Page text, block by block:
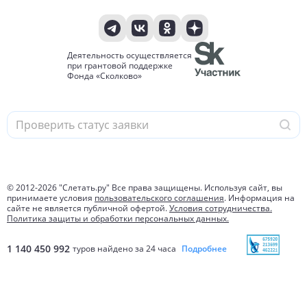
Деятельность осуществляется
при грантовой поддержке
Фонда «Сколково»
© 2012-2026"Слетать.ру" Все права защищены. Используя сайт, вы
принимаете условия пользовательского соглашения. Информация на
сайте не является публичной офертой.Условия сотрудничества.
Политика защиты и обработки персональных данных.
1 140 450 992 туров найдено за 24 часа Подробнее